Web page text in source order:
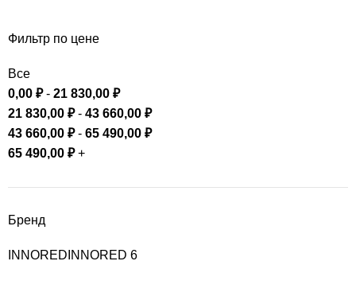
Фильтр по цене
Все
0,00 ₽- 21 830,00 ₽
21 830,00 ₽- 43 660,00 ₽
43 660,00 ₽- 65 490,00 ₽
65 490,00 ₽+
Бренд
INNORED INNORED 6